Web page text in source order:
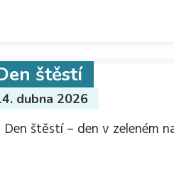
štěstí
dubna 2026
Den štěstí – den v zeleném